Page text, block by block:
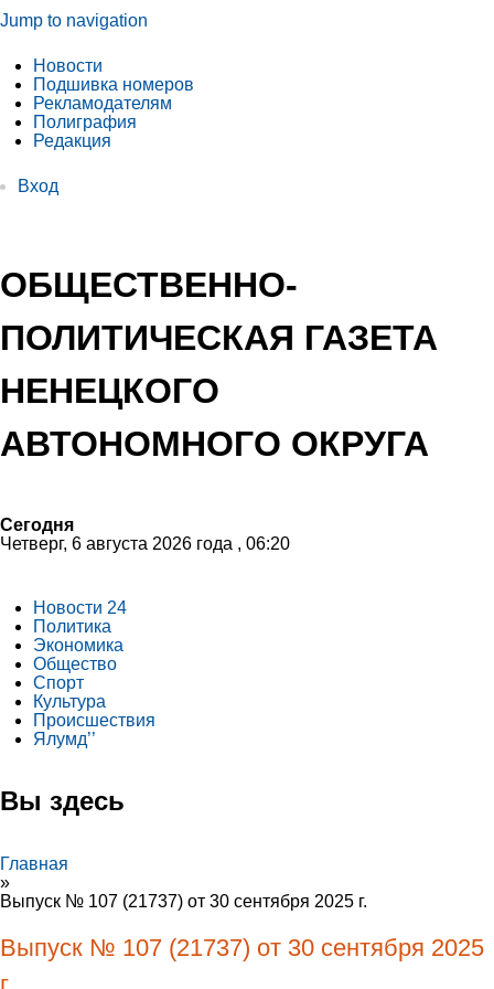
Jump to navigation
Новости
Подшивка номеров
Рекламодателям
Полиграфия
Редакция
Вход
ОБЩЕСТВЕННО-
ПОЛИТИЧЕСКАЯ ГАЗЕТА
НЕНЕЦКОГО
АВТОНОМНОГО ОКРУГА
Сегодня
Четверг, 6 августа 2026 года , 06:20
Новости 24
Политика
Экономика
Общество
Спорт
Культура
Происшествия
Ялумд’’
Вы здесь
Главная
»
Выпуск № 107 (21737) от 30 сентября 2025 г.
Выпуск № 107 (21737) от 30 сентября 2025
г.